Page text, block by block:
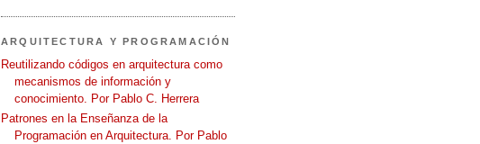
ARQUITECTURA Y PROGRAMACIÓN
Reutilizando códigos en arquitectura como
mecanismos de información y
conocimiento. Por Pablo C. Herrera
Patrones en la Enseñanza de la
Programación en Arquitectura. Por Pablo